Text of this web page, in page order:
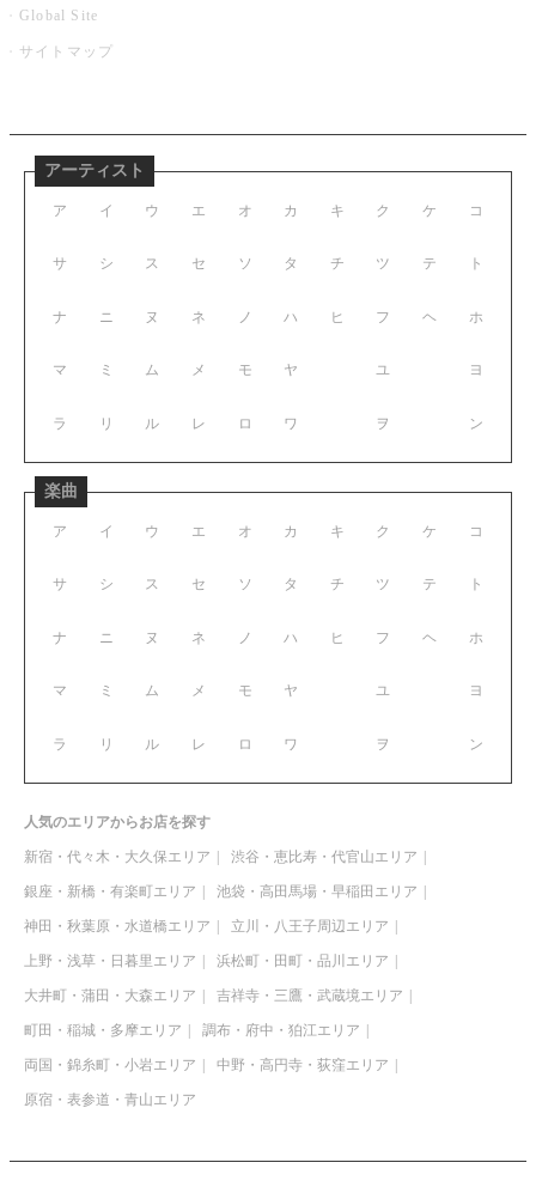
Global Site
サイトマップ
アーティスト
ア イ ウ エ オ
サ シ ス セ ソ
ナ ニ ヌ ネ ノ
マ ミ ム メ モ
ラ リ ル レ ロ
カ キ ク ケ コ
タ チ ツ テ ト
ハ ヒ フ ヘ ホ
ヤ ユ ヨ
ワ ヲ ン
楽曲
ア イ ウ エ オ
サ シ ス セ ソ
ナ ニ ヌ ネ ノ
マ ミ ム メ モ
ラ リ ル レ ロ
カ キ ク ケ コ
タ チ ツ テ ト
ハ ヒ フ ヘ ホ
ヤ ユ ヨ
ワ ヲ ン
人気のエリアからお店を探す
新宿・代々木・大久保エリア 渋谷・恵比寿・代官山エリア
銀座・新橋・有楽町エリア 池袋・高田馬場・早稲田エリア
神田・秋葉原・水道橋エリア 立川・八王子周辺エリア
上野・浅草・日暮里エリア 浜松町・田町・品川エリア
大井町・蒲田・大森エリア 吉祥寺・三鷹・武蔵境エリア
町田・稲城・多摩エリア 調布・府中・狛江エリア
両国・錦糸町・小岩エリア 中野・高円寺・荻窪エリア
原宿・表参道・青山エリア